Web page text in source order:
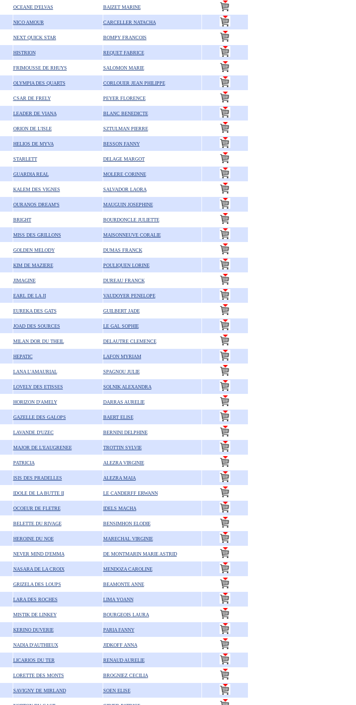
OCEANE D'ELVAS BAIZET MARINE
NICO AMOUR CARCELLER NATACHA
NEXT QUICK STAR BOMPY FRANCOIS
HISTRION REQUET FABRICE
FRIMOUSSE DE RHUYS SALOMON MARIE
OLYMPIA DES QUARTS CORLOUER JEAN PHILIPPE
CSAR DE FRELY PEYER FLORENCE
LEADER DE VIANA BLANC BENEDICTE
ORION DE L'ISLE SZTULMAN PIERRE
HELIOS DE MYVA BESSON FANNY
STARLETT DELAGE MARGOT
GUARDIA REAL MOLERE CORINNE
KALEM DES VIGNES SALVADOR LAORA
OURANOS DREAM'S MAUGUIN JOSEPHINE
BRIGHT BOURDONCLE JULIETTE
MISS DES GRILLONS MAISONNEUVE CORALIE
GOLDEN MELODY DUMAS FRANCK
KIM DE MAZIERE POULIQUEN LORINE
JIMAGINE DUREAU FRANCK
EARL DE LA JI VAUDOYER PENELOPE
EUREKA DES GATS GUILBERT JADE
JOAD DES SOURCES LE GAL SOPHIE
MILAN DOR DU THEIL DELAUTRE CLEMENCE
HEPATIC LAFON MYRIAM
LANA L'AMAURIAL SPAGNOU JULIE
LOVELY DES ETISSES SOLNIK ALEXANDRA
HORIZON D'AMELY DARRAS AURELIE
GAZELLE DES GALOPS BAERT ELISE
LAVANDE D'UZEC BERNINI DELPHINE
MAJOR DE L'EAUGRENEE TROTTIN SYLVIE
PATRICIA ALEZRA VIRGINIE
ISIS DES PRADELLES ALEZRA MAIA
IDOLE DE LA BUTTE II LE CANDERFF ERWANN
OCOEUR DE FLETRE IDELS MACHA
BELETTE DU RIVAGE BENSIMHON ELODIE
HEROINE DU NOE MARECHAL VIRGINIE
NEVER MIND D'EMMA DE MONTMARIN MARIE ASTRID
NASARA DE LA CROIX MENDOZA CAROLINE
GRIZELA DES LOUPS BEAMONTE ANNE
LARA DES ROCHES LIMA YOANN
MISTIK DE LINKEY BOURGEOIS LAURA
KERINO DUVERIE PARIA FANNY
NADIA D'AUTHIEUX JIDKOFF ANNA
LICARIOS DU TER RENAUD AURELIE
LORETTE DES MONTS BROGNIEZ CECILIA
SAVIGNY DE MIRLAND SOEN ELISE